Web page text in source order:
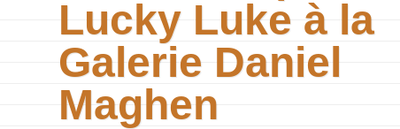
Lucky Luke à la
Galerie Daniel
Maghen